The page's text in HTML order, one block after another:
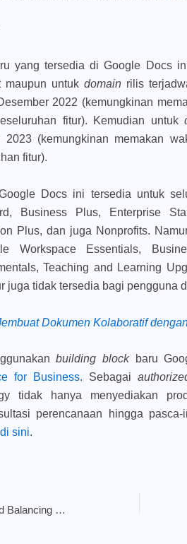
yang tersedia di Google Docs
maupun untukdomain rilis
2022 (kemungkinan
fitur). Kemudian untuk
2023 (kemungkinan memakan
fitur).
Docs ini tersedia untuk
Business Plus, Enterprise
Plus, dan juga Nonprofits.
Workspace Essentials,
Teaching and Learning
juga tidak tersedia bagi pengguna
Dokumen Kolaboratif
building block baru
for Business. Sebagai
tidak hanya menyediakan
perencanaan hingga
sini.
Memahami Cara Kerja Cloud Load Balancing di Lingkungan Hybrid dan Multicloud